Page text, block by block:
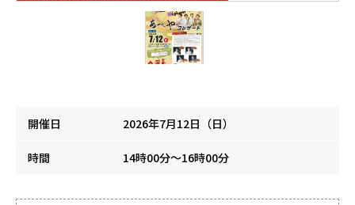
開催日 2026年7月12日（日）
時間 14時00分～16時00分